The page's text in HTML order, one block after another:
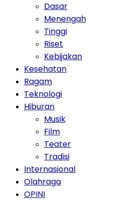
Dasar
Menengah
Tinggi
Riset
Kebijakan
Kesehatan
Ragam
Teknologi
Hiburan
Musik
Film
Teater
Tradisi
Internasional
Olahraga
OPINI